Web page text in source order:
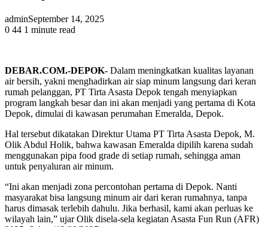
adminSeptember 14, 2025
0 44 1 minute read
DEBAR.COM.-DEPOK- Dalam meningkatkan kualitas layanan
air bersih, yakni menghadirkan air siap minum langsung dari keran
rumah pelanggan, PT Tirta Asasta Depok tengah menyiapkan
program langkah besar dan ini akan menjadi yang pertama di Kota
Depok, dimulai di kawasan perumahan Emeralda, Depok.
Hal tersebut dikatakan Direktur Utama PT Tirta Asasta Depok, M.
Olik Abdul Holik, bahwa kawasan Emeralda dipilih karena sudah
menggunakan pipa food grade di setiap rumah, sehingga aman
untuk penyaluran air minum.
“Ini akan menjadi zona percontohan pertama di Depok. Nanti
masyarakat bisa langsung minum air dari keran rumahnya, tanpa
harus dimasak terlebih dahulu. Jika berhasil, kami akan perluas ke
wilayah lain,” ujar Olik disela-sela kegiatan Asasta Fun Run (AFR)